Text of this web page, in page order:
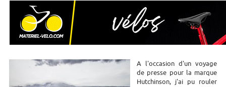
A l'occasion d'un voyage
de presse pour la marque
Hutchinson, j'ai pu rouler